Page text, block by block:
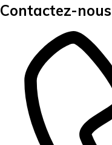
Contactez-